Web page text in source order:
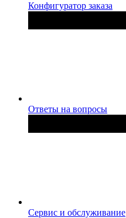
Конфигуратор заказа
Ответы на вопросы
Сервис и обслуживание